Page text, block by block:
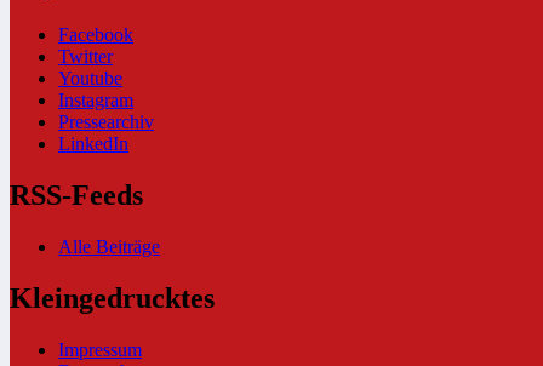
Facebook
Twitter
Youtube
Instagram
Pressearchiv
LinkedIn
RSS-Feeds
Alle Beiträge
Kleingedrucktes
Impressum